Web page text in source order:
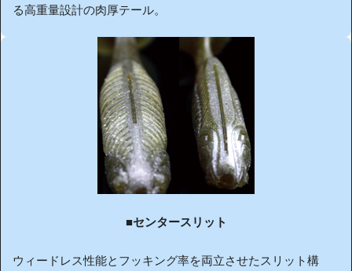
る高重量設計の肉厚テール。
■センタースリット
ウィードレス性能とフッキング率を両立させたスリット構